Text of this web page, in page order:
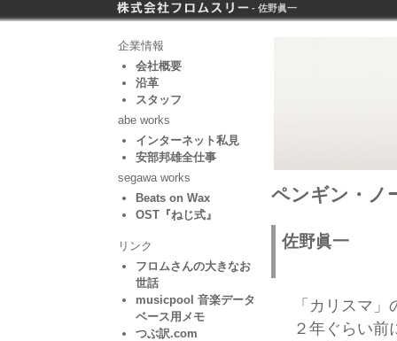
- 佐野眞一
ペンギン・ノ
佐野眞一
「カリスマ
２年ぐらい前
企業情報
会社概要
沿革
スタッフ
abe works
インターネット私見
安部邦雄全仕事
segawa works
Beats on Wax
OST『ねじ式』
リンク
フロムさんの大きなお
世話
musicpool 音楽データ
ベース用メモ
つぶ訳.com